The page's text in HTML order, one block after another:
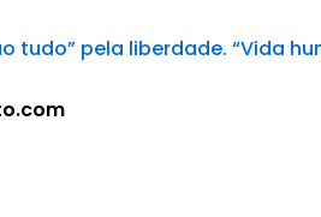
tudo” pela liberdade. “Vida